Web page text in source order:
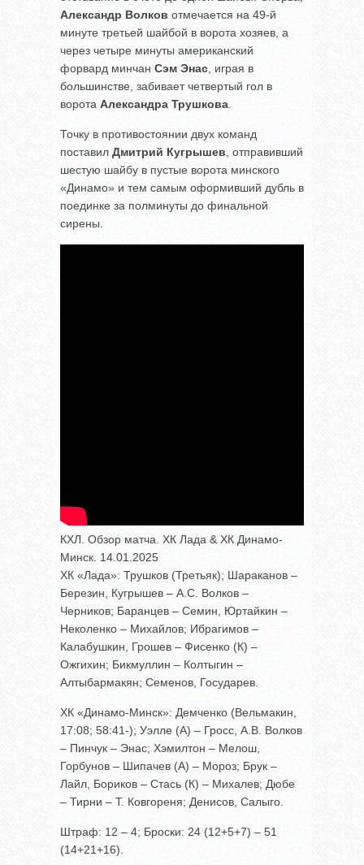
Александр Волков отмечается на 49-й
минуте третьей шайбой в ворота хозяев, а
через четыре минуты американский
форвард минчан Сэм Энас , играя в
большинстве, забивает четвертый гол в
ворота Александра Трушкова
Точку в противостоянии двух команд
поставил Дмитрий Кугрышев , отправивший
шестую шайбу в пустые ворота минского
«Динамо» и тем самым оформивший дубль в
поединке за полминуты до финальной
сирены.
КХЛ. Обзор матча. ХК Лада & ХК Динамо-
Минск. 14.01.2025
ХК «Лада»: Трушков (Третьяк); Шараканов –
Березин, Кугрышев – А.С. Волков –
Черников; Баранцев – Семин, Юртайкин –
Неколенко – Михайлов; Ибрагимов –
Калабушкин, Грошев – Фисенко (К) –
Ожгихин; Бикмуллин – Колтыгин –
Алтыбармакян; Семенов, Государев.
ХК «Динамо-Минск»: Демченко (Вельмакин,
17:08; 58:41-); Уэлле (А) – Гросс, А.В. Волков
– Пинчук – Энас; Хэмилтон – Мелош,
Горбунов – Шипачев (А) – Мороз; Брук –
Лайл, Бориков – Стась (К) – Михалев; Дюбе
– Тирни – Т. Ковгореня; Денисов, Салыго.
Штраф: 12 – 4; Броски: 24 (12+5+7) – 51
(14+21+16).